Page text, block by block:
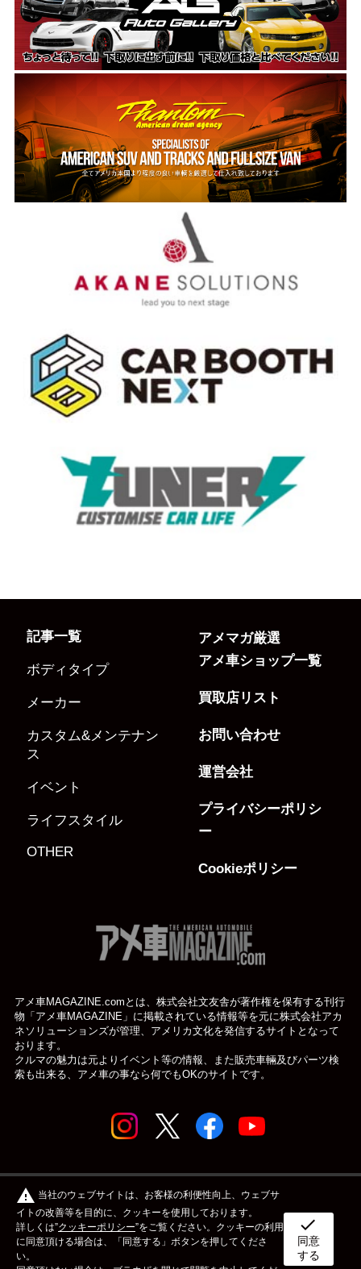
記事一覧
ボディタイプ
メーカー
カスタム&メンテナン
ス
イベント
ライフスタイル
OTHER
アメマガ厳選
アメ車ショップ一覧
買取店リスト
お問い合わせ
運営会社
プライバシーポリシ
ー
Cookieポリシー
アメ車MAGAZINE.comとは、株式会社文友舎が著作権を保有する刊行
物「アメ車MAGAZINE」に掲載されている情報等を元に株式会社アカ
ネソリューションズが管理、アメリカ文化を発信するサイトとなって
おります。
クルマの魅力は元よりイベント等の情報、また販売車輛及びパーツ検
索も出来る、アメ車の事なら何でもOKのサイトです。
© アメ車のWEBマガジン アメ車マガジン公式WEBサイト
ボディタイプ メーカー カスタム&メンテナンス
warning 当社のウェブサイトは、お客様の利便性向上、ウェブサ
イトの改善等を目的に、クッキーを使用しております。
詳しくは”クッキーポリシー”をご覧ください。クッキーの利用
に同意頂ける場合は、「同意する」ボタンを押してくださ
い。
check
同意
する